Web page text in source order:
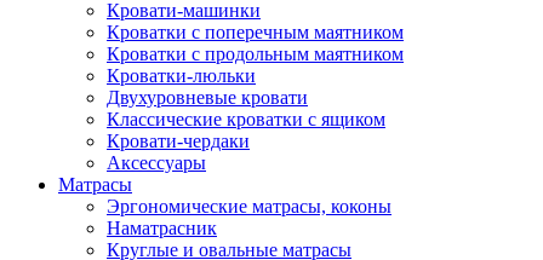
Кровати-машинки
Кроватки с поперечным маятником
Кроватки с продольным маятником
Кроватки-люльки
Двухуровневые кровати
Классические кроватки с ящиком
Кровати-чердаки
Аксессуары
Матрасы
Эргономические матрасы, коконы
Наматрасник
Круглые и овальные матрасы